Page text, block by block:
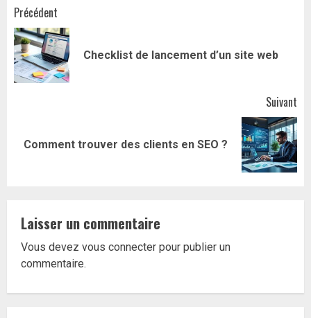
Navigation
d’article
Précédent
Checklist de lancement d’un site web
Suivant
Article
Comment trouver des clients en SEO ?
Laisser un commentaire
Vous devez vous connecter pour publier un
commentaire.